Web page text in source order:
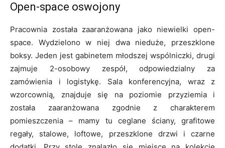
Open-space oswojony
Pracownia została zaaranżowana jako niewielki open-
space. Wydzielono w niej dwa nieduże, przeszklone
boksy. Jeden jest gabinetem młodszej wspólniczki, drugi
zajmuje 2-osobowy zespół, odpowiedzialny za
zamówienia i logistykę. Sala konferencyjna, wraz z
wzorcownią, znajduje się na poziomie przyziemia i
została zaaranżowana zgodnie z charakterem
pomieszczenia – mamy tu ceglane ściany, grafitowe
regały, stalowe, loftowe, przeszklone drzwi i czarne